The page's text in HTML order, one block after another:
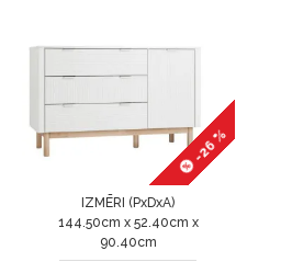
-26 %
IZMĒRI (PxDxA)
144.50cm x 52.40cm x
90.40cm